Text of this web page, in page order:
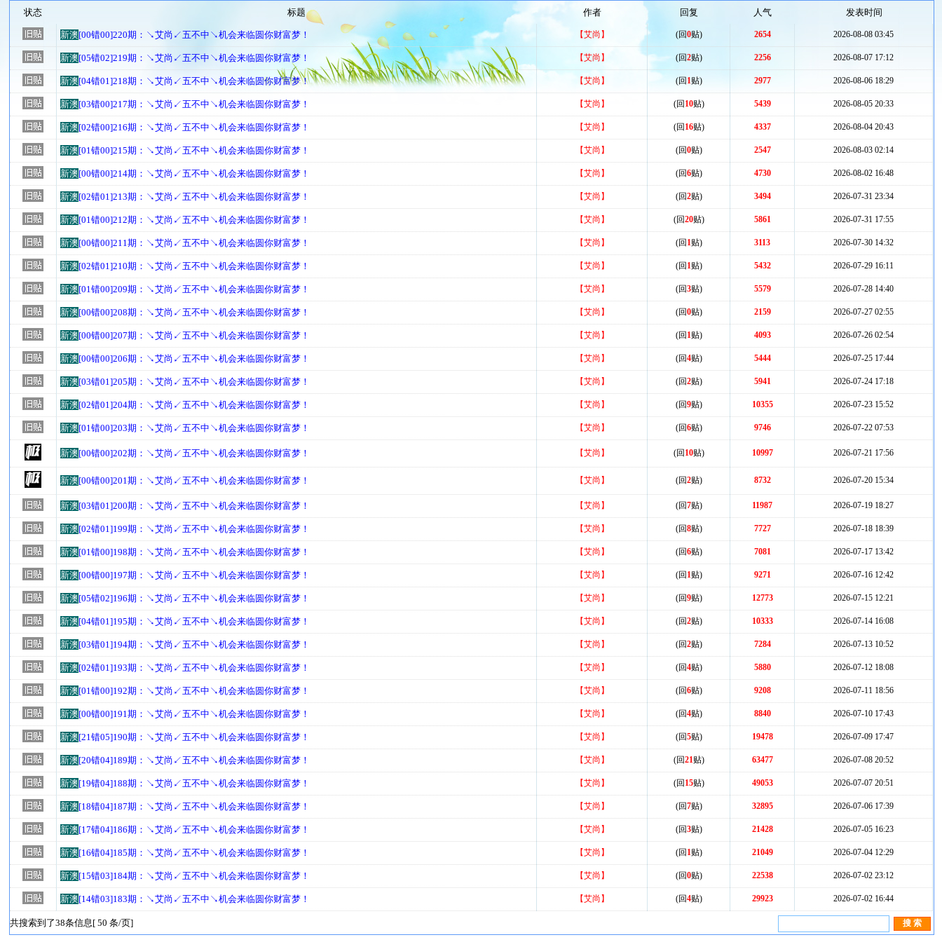
状态 标题 作者 回复 人气 发表时间
新澳[00错00]220期：↘艾尚↙五不中↘机会来临圆你财富梦！ 【艾尚】 (回0贴) 2654 2026-08-08 03:45
新澳[05错02]219期：↘艾尚↙五不中↘机会来临圆你财富梦！ 【艾尚】 (回2贴) 2256 2026-08-07 17:12
新澳[04错01]218期：↘艾尚↙五不中↘机会来临圆你财富梦！ 【艾尚】 (回 1贴) 2977 2026-08-06 18:29
新澳[03错00]217期：↘艾尚↙五不中↘机会来临圆你财富梦！ 【艾尚】 (回 10贴) 5439 2026-08-05 20:33
新澳[02错00]216期：↘艾尚↙五不中↘机会来临圆你财富梦！ 【艾尚】 (回 16贴) 4337 2026-08-04 20:43
新澳[01错00]215期：↘艾尚↙五不中↘机会来临圆你财富梦！ 【艾尚】 (回0贴) 2547 2026-08-03 02:14
新澳[00错00]214期：↘艾尚↙五不中↘机会来临圆你财富梦！ 【艾尚】 (回6贴) 4730 2026-08-02 16:48
新澳[02错01]213期：↘艾尚↙五不中↘机会来临圆你财富梦！ 【艾尚】 (回2贴) 3494 2026-07-31 23:34
新澳[01错00]212期：↘艾尚↙五不中↘机会来临圆你财富梦！ 【艾尚】 (回20贴) 5861 2026-07-31 17:55
新澳[00错00]211期：↘艾尚↙五不中↘机会来临圆你财富梦！ 【艾尚】 (回 1贴) 3113 2026-07-30 14:32
新澳[02错01]210期：↘艾尚↙五不中↘机会来临圆你财富梦！ 【艾尚】 (回 1贴) 5432 2026-07-29 16:11
新澳[01错00]209期：↘艾尚↙五不中↘机会来临圆你财富梦！ 【艾尚】 (回3贴) 5579 2026-07-28 14:40
新澳[00错00]208期：↘艾尚↙五不中↘机会来临圆你财富梦！ 【艾尚】 (回0贴) 2159 2026-07-27 02:55
新澳[00错00]207期：↘艾尚↙五不中↘机会来临圆你财富梦！ 【艾尚】 (回 1贴) 4093 2026-07-26 02:54
新澳[00错00]206期：↘艾尚↙五不中↘机会来临圆你财富梦！ 【艾尚】 (回4贴) 5444 2026-07-25 17:44
新澳[03错01]205期：↘艾尚↙五不中↘机会来临圆你财富梦！ 【艾尚】 (回2贴) 5941 2026-07-24 17:18
新澳[02错01]204期：↘艾尚↙五不中↘机会来临圆你财富梦！ 【艾尚】 (回9贴) 10355 2026-07-23 15:52
新澳[01错00]203期：↘艾尚↙五不中↘机会来临圆你财富梦！ 【艾尚】 (回6贴) 9746 2026-07-22 07:53
新澳[00错00]202期：↘艾尚↙五不中↘机会来临圆你财富梦！ 【艾尚】 (回 10贴) 10997 2026-07-21 17:56
新澳[00错00]201期：↘艾尚↙五不中↘机会来临圆你财富梦！ 【艾尚】 (回2贴) 8732 2026-07-20 15:34
新澳[03错01]200期：↘艾尚↙五不中↘机会来临圆你财富梦！ 【艾尚】 (回7贴) 11987 2026-07-19 18:27
新澳[02错01]199期：↘艾尚↙五不中↘机会来临圆你财富梦！ 【艾尚】 (回8贴) 7727 2026-07-18 18:39
新澳[01错00]198期：↘艾尚↙五不中↘机会来临圆你财富梦！ 【艾尚】 (回6贴) 7081 2026-07-17 13:42
新澳[00错00]197期：↘艾尚↙五不中↘机会来临圆你财富梦！ 【艾尚】 (回 1贴) 9271 2026-07-16 12:42
新澳[05错02]196期：↘艾尚↙五不中↘机会来临圆你财富梦！ 【艾尚】 (回9贴) 12773 2026-07-15 12:21
新澳[04错01]195期：↘艾尚↙五不中↘机会来临圆你财富梦！ 【艾尚】 (回2贴) 10333 2026-07-14 16:08
新澳[03错01]194期：↘艾尚↙五不中↘机会来临圆你财富梦！ 【艾尚】 (回2贴) 7284 2026-07-13 10:52
新澳[02错01]193期：↘艾尚↙五不中↘机会来临圆你财富梦！ 【艾尚】 (回4贴) 5880 2026-07-12 18:08
新澳[01错00]192期：↘艾尚↙五不中↘机会来临圆你财富梦！ 【艾尚】 (回6贴) 9208 2026-07-11 18:56
新澳[00错00]191期：↘艾尚↙五不中↘机会来临圆你财富梦！ 【艾尚】 (回4贴) 8840 2026-07-10 17:43
新澳[21错05]190期：↘艾尚↙五不中↘机会来临圆你财富梦！ 【艾尚】 (回5贴) 19478 2026-07-09 17:47
新澳[20错04]189期：↘艾尚↙五不中↘机会来临圆你财富梦！ 【艾尚】 (回21贴) 63477 2026-07-08 20:52
新澳[19错04]188期：↘艾尚↙五不中↘机会来临圆你财富梦！ 【艾尚】 (回 15贴) 49053 2026-07-07 20:51
新澳[18错04]187期：↘艾尚↙五不中↘机会来临圆你财富梦！ 【艾尚】 (回7贴) 32895 2026-07-06 17:39
新澳[17错04]186期：↘艾尚↙五不中↘机会来临圆你财富梦！ 【艾尚】 (回3贴) 21428 2026-07-05 16:23
新澳[16错04]185期：↘艾尚↙五不中↘机会来临圆你财富梦！ 【艾尚】 (回 1贴) 21049 2026-07-04 12:29
新澳[15错03]184期：↘艾尚↙五不中↘机会来临圆你财富梦！ 【艾尚】 (回0贴) 22538 2026-07-02 23:12
新澳[14错03]183期：↘艾尚↙五不中↘机会来临圆你财富梦！ 【艾尚】 (回4贴) 29923 2026-07-02 16:44
共搜索到了38条信息[ 50 条/页]